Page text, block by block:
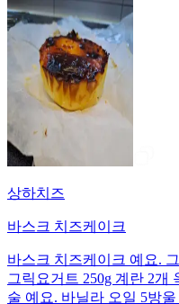
상하치즈
바스크 치즈케이크
바스크 치즈케이크 예요.
그릭요거트 250g 계란 2개
술 예요. 바닐라 오일 5방